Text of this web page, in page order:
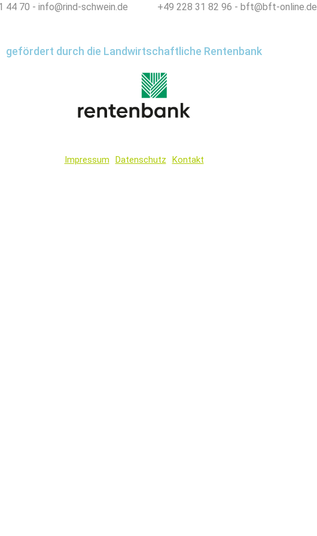
44 70 - info@rind-schwein.de
+49 228 31 82 96 - bft@bft-online.de
gefördert durch die Landwirtschaftliche Rentenbank
Impressum Datenschutz Kontakt